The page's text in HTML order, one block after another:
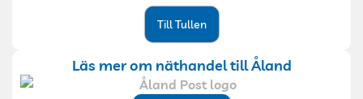
Till Tullen
Läs mer om näthandel till Åland